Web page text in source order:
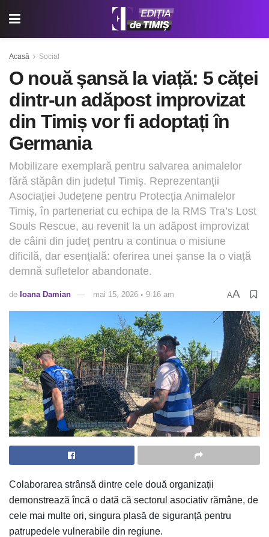
Acasă Social
O nouă șansă la viață: 5 căței
dintr-un adăpost improvizat
din Timiș vor fi adoptați în
Germania
Mobilizare exemplară pentru salvarea animalelor
fără stăpân din județul Timiș. Reprezentanții
Asociației Județene pentru Protecția Animalelor
Timiș, în parteneriat cu echipa de la RMS Tra’s Lost
Souls Rescue, au revenit la un adăpost improvizat
de câini din județ pentru a continua o misiune
dificilă, dar esențială: oferirea unei șanse la o viață
demnă sufletelor abandonate.
de Ioana Damian mai 15, 2026 ◦ 9:16 am AA
Colaborarea strânsă dintre cele două organizații
demonstrează încă o dată că sectorul asociativ rămâne, de
cele mai multe ori, singura plasă de siguranță pentru
patrupedele vulnerabile din regiune.